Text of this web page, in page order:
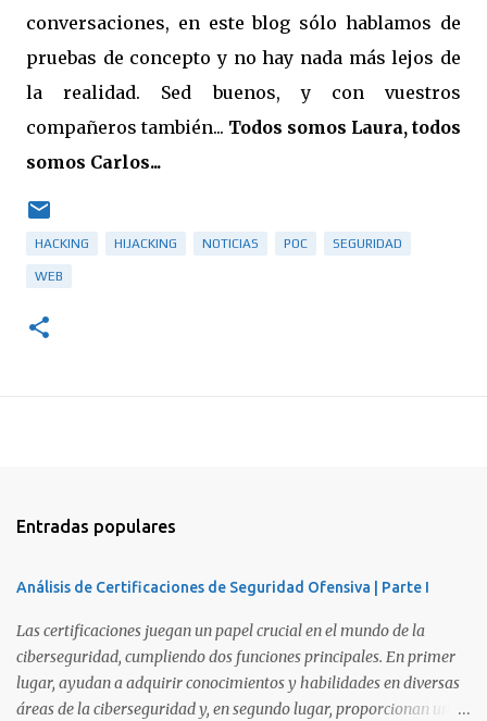
conversaciones, en este blog sólo hablamos de
pruebas de concepto y no hay nada más lejos de
la realidad. Sed buenos, y con vuestros
compañeros también... Todos somos Laura, todos
somos Carlos...
HACKING HIJACKING NOTICIAS POC SEGURIDAD
WEB
Entradas populares
Análisis de Certificaciones de Seguridad Ofensiva | Parte I
Las certificaciones juegan un papel crucial en el mundo de la
ciberseguridad, cumpliendo dos funciones principales. En primer
lugar, ayudan a adquirir conocimientos y habilidades en diversas
áreas de la ciberseguridad y, en segundo lugar, proporcionan una